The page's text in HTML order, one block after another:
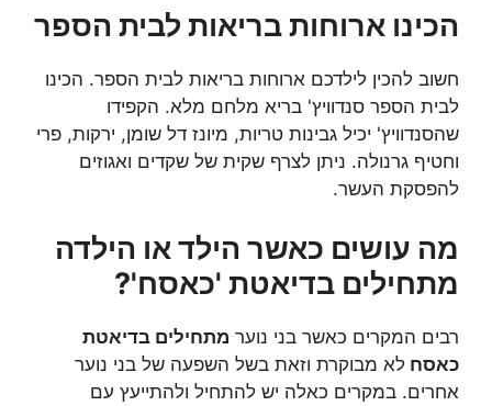
הכינו ארוחות בריאות לבית הספר
חשוב להכין לילדכם ארוחות בריאות לבית הספר. הכינו
לבית הספר סנדוויץ' בריא מלחם מלא. הקפידו
שהסנדוויץ' יכיל גבינות טריות, מיונז דל שומן, ירקות, פרי
וחטיף גרנולה. ניתן לצרף שקית של שקדים ואגוזים
להפסקת העשר.
מה עושים כאשר הילד או הילדה
מתחילים בדיאטת 'כאסח'?
רבים המקרים כאשר בני נוער מתחילים בדיאטת
כאסח לא מבוקרת וזאת בשל השפעה של בני נוער
אחרים. במקרים כאלה יש להתחיל ולהתייעץ עם